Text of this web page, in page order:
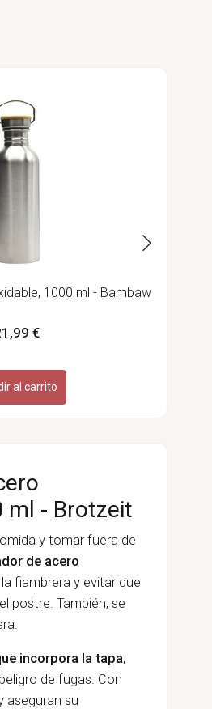
1000 ml - Bambaw
€
al carrito
ml - Brotzeit
y tomar fuera de
de acero
fiambrera y evitar que
postre. También, se
incorpora la tapa,
de fugas. Con
aseguran su